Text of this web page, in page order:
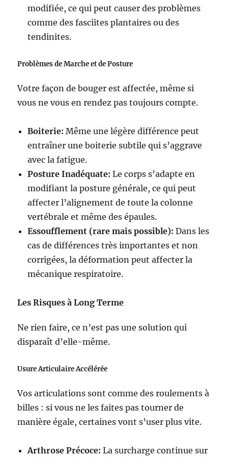
modifiée, ce qui peut causer des problèmes
comme des fasciites plantaires ou des
tendinites.
Problèmes de Marche et de Posture
Votre façon de bouger est affectée, même si
vous ne vous en rendez pas toujours compte.
Boiterie: Même une légère différence peut
entraîner une boiterie subtile qui s’aggrave
avec la fatigue.
Posture Inadéquate: Le corps s’adapte en
modifiant la posture générale, ce qui peut
affecter l’alignement de toute la colonne
vertébrale et même des épaules.
Essoufflement (rare mais possible): Dans les
cas de différences très importantes et non
corrigées, la déformation peut affecter la
mécanique respiratoire.
Les Risques à Long Terme
Ne rien faire, ce n’est pas une solution qui
disparaît d’elle-même.
Usure Articulaire Accélérée
Vos articulations sont comme des roulements à
billes : si vous ne les faites pas tourner de
manière égale, certaines vont s’user plus vite.
Arthrose Précoce: La surcharge continue sur